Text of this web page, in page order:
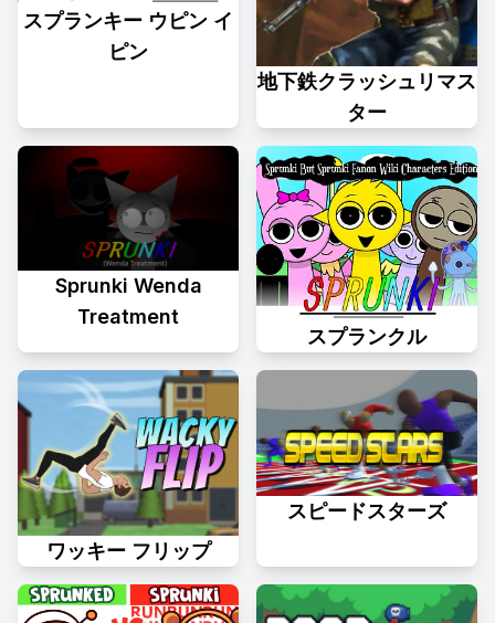
スプランキー ウピン イ
ピン
地下鉄クラッシュリマス
ター
Sprunki Wenda
Treatment
スプランクル
ワッキー フリップ
スピードスターズ